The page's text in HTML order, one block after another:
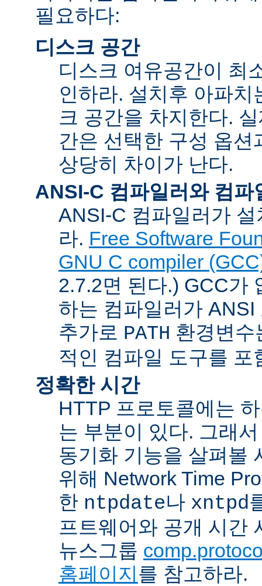
필요하다:
디스크 공간
디스크 여유공간이 최
인하라. 설치후 아파
크 공간을 차지한다.
간은 선택한 구성 옵
상당히 차이가 난다.
ANSI-C 컴파일러와 컴파
ANSI-C 컴파일러가
라. Free Software
GNU C compiler
2.7.2면 된다.) GCC가
하는 컴파일러가
추가로 PATH 환경변
적인 컴파일 도구를 포
정확한 시간
HTTP 프로토콜에는
는 부분이 있다. 그래
동기화 기능을 살펴볼
위해 Network Time
한 ntpdate나 xntpd
프트웨어와 공개 시간
뉴스그룹
홈페이지를 참고하라.